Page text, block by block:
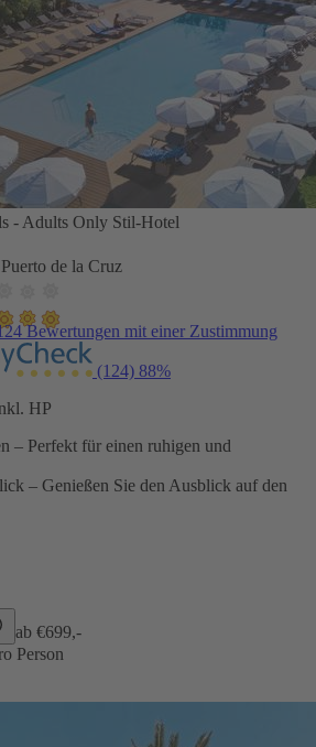
- Adults Only Stil-Hotel
de la Cruz
Bewertungen mit einer Zustimmung
(124) 88%
HP
– Perfekt für einen ruhigen und
– Genießen Sie den Ausblick auf den
ab €699,-
Person